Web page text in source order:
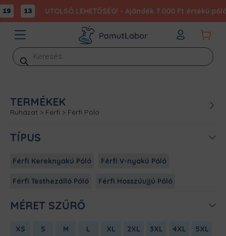
13 UTOLSÓ LEHETŐSÉG! - Ajándék 7.000 Ft értékű
Products
search
TERMÉKEK
Ruházat > Férfi > Férfi Póló
TÍPUS
Férfi Kereknyakú Póló Férfi V-nyakú Póló
Férfi Testhezálló Póló Férfi Hosszúujjú Póló
MÉRET SZŰRŐ
XS S M L XL 2XL 3XL 4XL 5XL